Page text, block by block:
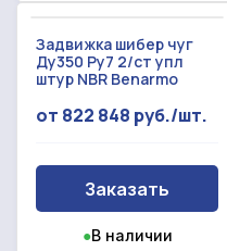
Задвижка шибер чуг
Ду350 Ру7 2/ст упл
штур NBR Benarmo
от 822 848 руб./шт.
Заказать
●В наличии